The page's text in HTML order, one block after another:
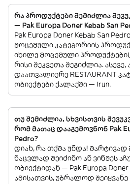
რა პროდუქტები შემიძლია
— Pak Europa Doner Kebab San
Pak Europa Doner Kebab San
მოცემული კატეგორიის
იხილე მოცემული
რისი შეკვეთა შეგიძლია.
დაათვალიერე RESTAURANT
ობიექტები ქალაქში — Irun.
თუ შემიძლია, სხვისთვის
რომ მათაც დააგემოვნონ Pak
Pedro?
დიახ, რა თქმა უნდა! მარტივად
ნაცვლად შეიძინო ან ვინმეს
ობიექტიდან — Pak Europa Doner
ამისათვის, უბრალოდ